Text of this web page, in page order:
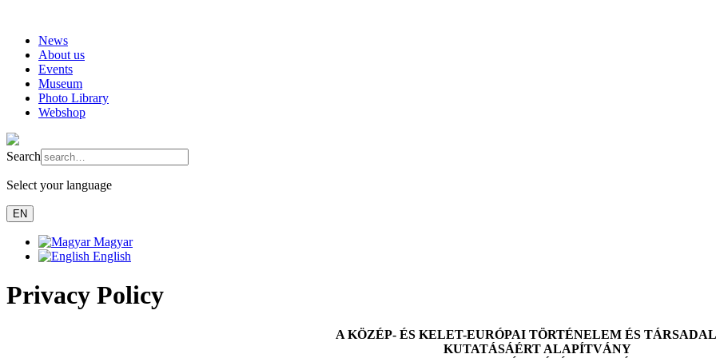
News
About us
Events
Museum
Photo Library
Webshop
Search
Select your language
EN
Magyar
English
Privacy Policy
A KÖZÉP- ÉS KELET-EURÓPAI TÖRTÉNELEM ÉS
KUTATÁSÁÉRT ALAPÍTVÁNY